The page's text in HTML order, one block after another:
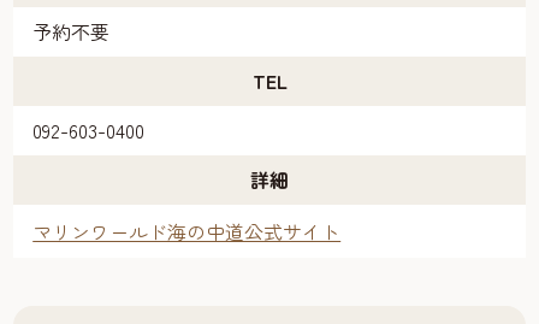
予約不要
TEL
092-603-0400
詳細
マリンワールド海の中道公式サイト